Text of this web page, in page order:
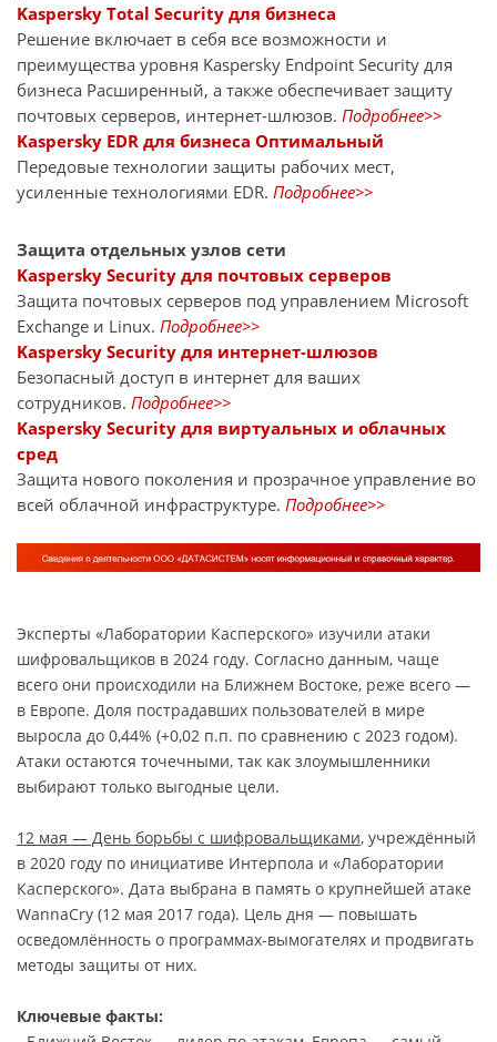
Kaspersky Total Security для бизнеса
Решение включает в себя все возможности и
преимущества уровня Kaspersky Endpoint Security для
бизнеса Расширенный, а также обеспечивает защиту
почтовых серверов, интернет-шлюзов. Подробнее>>
Kaspersky EDR для бизнеса Оптимальный
Передовые технологии защиты рабочих мест,
усиленные технологиями EDR. Подробнее>>
Защита отдельных узлов сети
Kaspersky Security для почтовых серверов
Защита почтовых серверов под управлением Microsoft
Exchange и Linux. Подробнее>>
Kaspersky Security для интернет-шлюзов
Безопасный доступ в интернет для ваших
сотрудников. Подробнее>>
Kaspersky Security для виртуальных и облачных
сред
Защита нового поколения и прозрачное управление во
всей облачной инфраструктуре. Подробнее>>
Эксперты «Лаборатории Касперского» изучили атаки
шифровальщиков в 2024 году. Согласно данным, чаще
всего они происходили на Ближнем Востоке, реже всего —
в Европе. Доля пострадавших пользователей в мире
выросла до 0,44% (+0,02 п.п. по сравнению с 2023 годом).
Атаки остаются точечными, так как злоумышленники
выбирают только выгодные цели.
12 мая — День борьбы с шифровальщиками, учреждённый
в 2020 году по инициативе Интерпола и «Лаборатории
Касперского». Дата выбрана в память о крупнейшей атаке
WannaCry (12 мая 2017 года). Цель дня — повышать
осведомлённость о программах-вымогателях и продвигать
методы защиты от них.
Ключевые факты: